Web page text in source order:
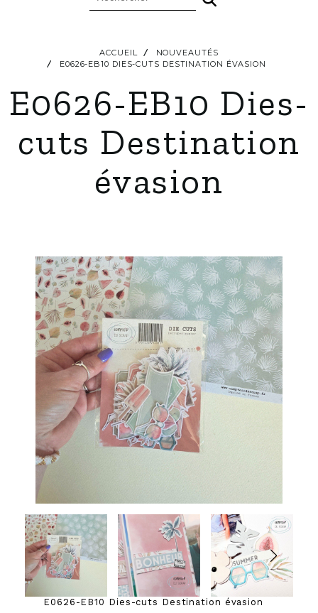
ACCUEIL
NOUVEAUTÉS
E0626-EB10 DIES-CUTS DESTINATION ÉVASION
E0626-EB10 Dies-
cuts Destination
évasion
E0626-EB10 Dies-cuts Destination évasion